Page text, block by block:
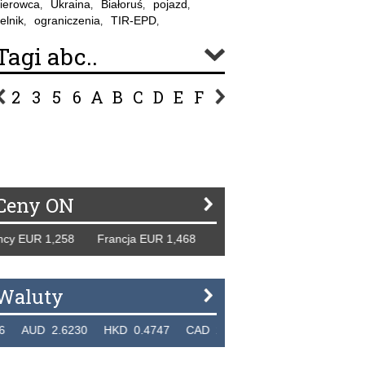
, Ukraina, Białoruś, pojazd,
, ograniczenia, TIR-EPD,
abc..
2 3 5 6 A B C D E F G
ON
1,258 Francja EUR 1,468 Hiszpania EUR 1,229 WB
2.6230 HKD 0.4747 CAD 2.6581 NZD 2.1889